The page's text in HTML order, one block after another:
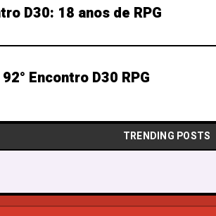
D30: 18 anos de RPG
Encontro D30 RPG
TRENDING POSTS